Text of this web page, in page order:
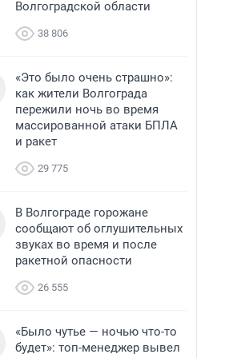
Волгоградской области
38 806
«Это было очень страшно»:
как жители Волгограда
пережили ночь во время
массированной атаки БПЛА
и ракет
29 775
В Волгограде горожане
сообщают об оглушительных
звуках во время и после
ракетной опасности
26 555
«Было чутье — ночью что-то
будет»: топ-менеджер вывел